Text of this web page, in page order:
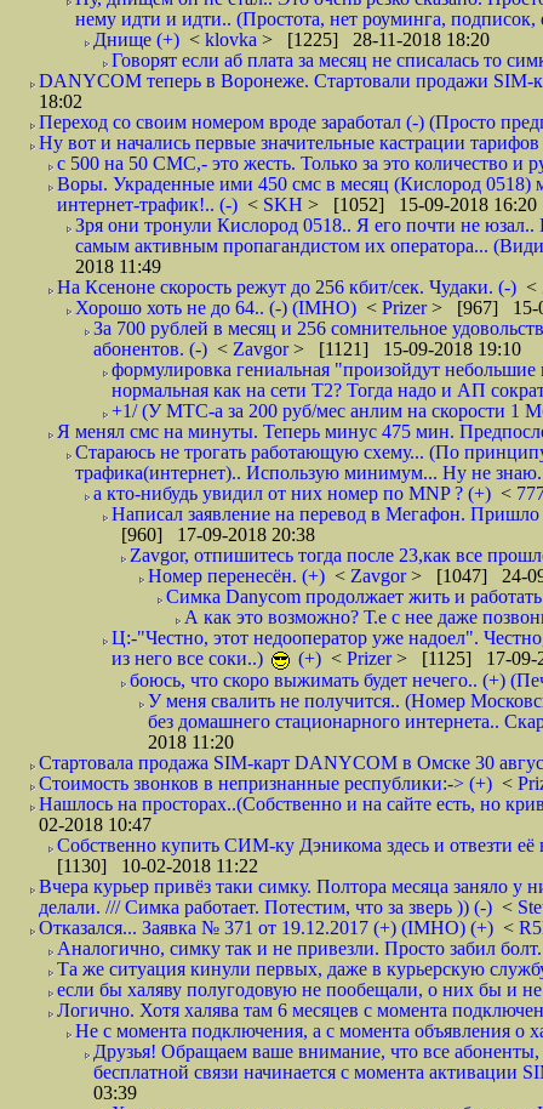
нему идти и идти.. (Простота, нет роуминга,
Днище (+) < klovka > [1225] 28-11-2018 18:20
Говорят если аб плата за месяц не списалась то
DANYCOM теперь в Воронеже. Стартовали продажи SIM-
18:02
Переход со своим номером вроде заработал (-) (Просто
Ну вот и начались первые значительные кастрации
с 500 на 50 СМС,- это жесть. Только за это количество и
Воры. Украденные ими 450 смс в месяц (Кислород 0518)
интернет-трафик!.. (-) < SKH > [1052] 15-09-2018 16:20
Зря они тронули Кислород 0518.. Я его почти не
самым активным пропагандистом их оператора...
2018 11:49
На Ксеноне скорость режут до 256 кбит/сек. Чудаки. (-) <
Хорошо хоть не до 64.. (-) (IMHO) < Prizer> [967] 15-
За 700 рублей в месяц и 256 сомнительное
абонентов. (-) < Zavgor> [1121] 15-09-2018 19:10
формулировка гениальная "произойдут небольшие
нормальная как на сети Т2? Тогда надо и АП
+1/ (У МТС-а за 200 руб/мес анлим на скорости 1
Я менял смс на минуты. Теперь минус 475 мин.
Стараюсь не трогать работающую схему... (По
трафика(интернет).. Использую минимум... Ну не
а кто-нибудь увидил от них номер по MNP ? (+) <
Написал заявление на перевод в Мегафон.
[960] 17-09-2018 20:38
Zavgor, отпишитесь тогда после 23,как все
Номер перенесён. (+) < Zavgor> [1047] 24-
Симка Danycom продолжает жить и
А как это возможно? Т.е с нее даже
Ц:-"Честно, этот недооператор уже надоел".
из него все соки..)
(+) < Prizer> [1125] 17-09-
боюсь, что скоро выжимать будет нечего.. (+)
У меня свалить не получится.. (Номер
без домашнего стационарного интернета..
2018 11:20
Стартовала продажа SIM-карт DANYCOM в Омске 30
Стоимость звонков в непризнанные республики:-> (+) <
Нашлось на просторах..(Собственно и на сайте есть, но
02-2018 10:47
Собственно купить СИМ-ку Дэникома здесь и отвезти
[1130] 10-02-2018 11:22
Вчера курьер привёз таки симку. Полтора месяца заняло
делали. /// Симка работает. Потестим, что за зверь )) (-) <
Отказался... Заявка № 371 от 19.12.2017 (+) (IMHO) (+) <
Аналогично, симку так и не привезли. Просто забил
Та же ситуация кинули первых, даже в курьерскую
если бы халяву полугодовую не пообещали, о них бы и
Логично. Хотя халява там 6 месяцев с момента
Не с момента подключения, а с момента объявления о
Друзья! Обращаем ваше внимание, что все
бесплатной связи начинается с момента
03:39